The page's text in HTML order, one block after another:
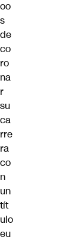
oo
s
de
co
ro
na
r
su
ca
rre
ra
co
n
un
tít
ulo
eu